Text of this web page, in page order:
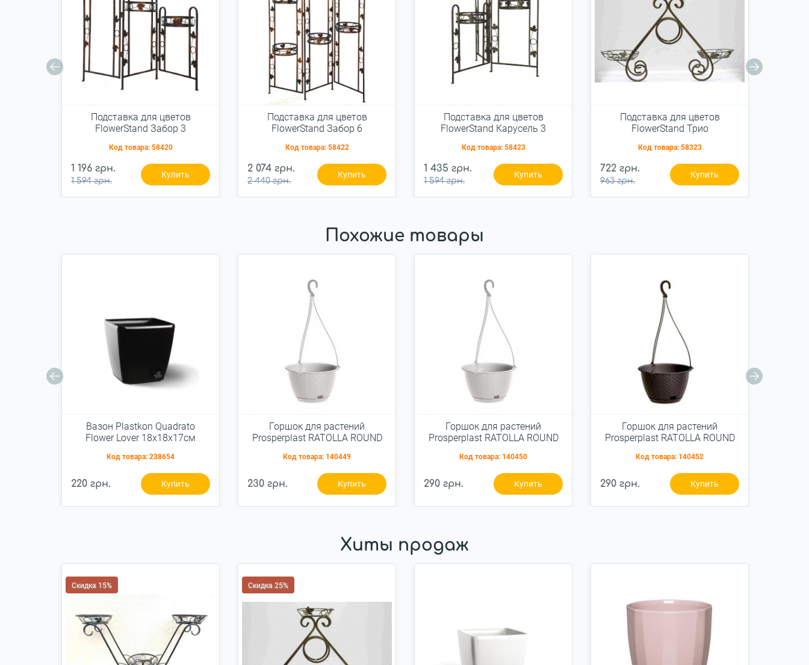
Подставка для цветов
FlowerStand Забор 3
Код товара: 58420
1 196 грн.
1 594 грн.
Купить
Подставка для цветов
FlowerStand Забор 6
Код товара: 58422
2 074 грн.
2 440 грн.
Купить
Подставка для цветов
FlowerStand Карусель 3
Код товара: 58423
1 435 грн.
1 594 грн.
Купить
Подставка для цветов
FlowerStand Трио
Код товара: 58323
722 грн.
963 грн.
Купить
Похожие товары
Вазон Plastkon Quadrato
Flower Lover 18x18x17см
Код товара: 238654
220 грн. Купить
Горшок для растений
Prosperplast RATOLLA ROUND
(5905197097381)
Код товара: 140449
230 грн. Купить
Горшок для растений
Prosperplast RATOLLA ROUND
(5905197097909)
Код товара: 140450
290 грн. Купить
Горшок для растений
Prosperplast RATOLLA ROUND
4,85л (5905197098029)
Код товара: 140452
290 грн. Купить
Хиты продаж
Скидка 15% Скидка 25%